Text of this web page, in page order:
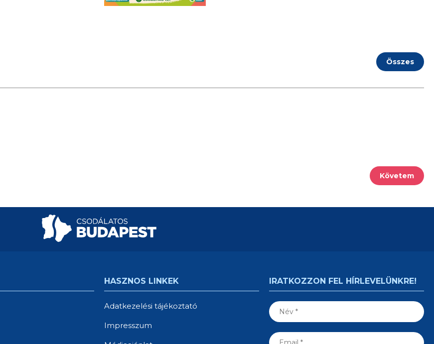
Összes
Követem
HASZNOS LINKEK
Adatkezelési tájékoztató
Impresszum
IRATKOZZON FEL HÍRLEVELÜNKRE!